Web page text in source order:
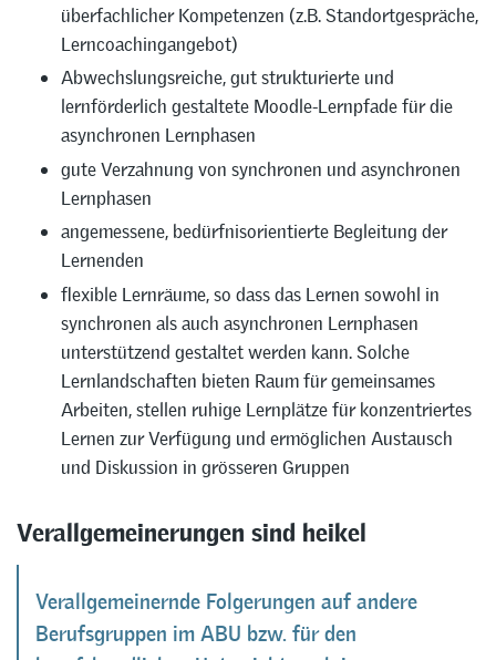
überfachlicher Kompetenzen (z.B. Standortgespräche,
Lerncoachingangebot)
Abwechslungsreiche, gut strukturierte und
lernförderlich gestaltete Moodle-Lernpfade für die
asynchronen Lernphasen
gute Verzahnung von synchronen und asynchronen
Lernphasen
angemessene, bedürfnisorientierte Begleitung der
Lernenden
flexible Lernräume, so dass das Lernen sowohl in
synchronen als auch asynchronen Lernphasen
unterstützend gestaltet werden kann. Solche
Lernlandschaften bieten Raum für gemeinsames
Arbeiten, stellen ruhige Lernplätze für konzentriertes
Lernen zur Verfügung und ermöglichen Austausch
und Diskussion in grösseren Gruppen
Verallgemeinerungen sind heikel
Verallgemeinernde Folgerungen auf andere
Berufsgruppen im ABU bzw. für den